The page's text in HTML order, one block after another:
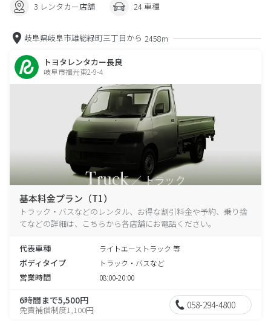
3 レンタカー店舗 24 車種
岐阜県岐阜市雄総緑町三丁目から 2458m
トヨタレンタカー長良
岐阜市福光東2-9-4
基本料金プラン（T1）
トラック・バスなどのレンタル、お得な割引料金や予約、乗り捨
てなどの詳細は、こちらから各店舗にお電話ください。
代表車種 ライトエーストラック 等
ボディタイプ トラック・バスなど
営業時間 08:00-20:00
6時間まで5,500円
免責補償制度1,100円 058-294-4800